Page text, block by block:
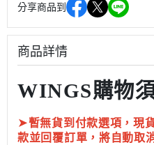
分享商品到
商品詳情
WINGS購物
➤暫無貨到付款選項，現
款並回覆訂單，將自動取